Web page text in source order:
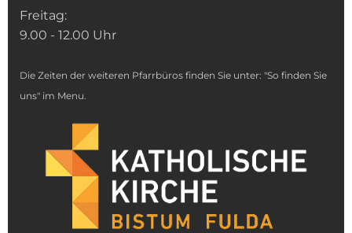
Freitag:
9.00 - 12.00 Uhr
Die Zeiten der weiteren Pfarrbüros finden Sie unter: "So finden Sie
uns" im Menu.